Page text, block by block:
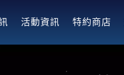
活動資訊 特約商店